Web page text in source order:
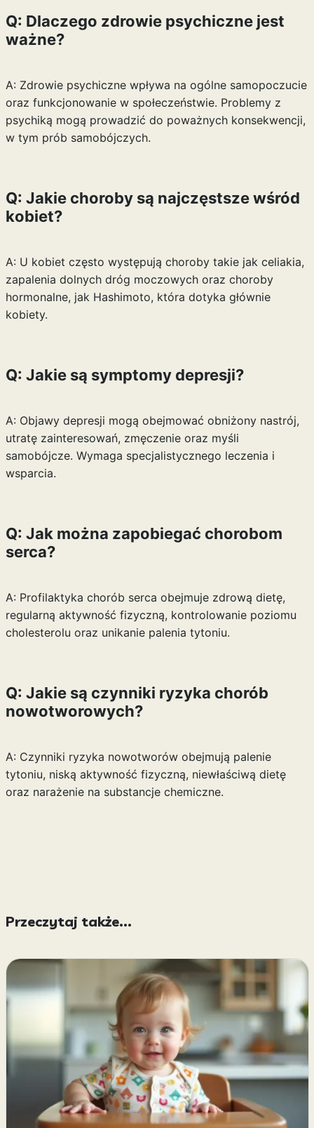
Q: Dlaczego zdrowie psychiczne jest
ważne?
A: Zdrowie psychiczne wpływa na ogólne samopoczucie
oraz funkcjonowanie w społeczeństwie. Problemy z
psychiką mogą prowadzić do poważnych konsekwencji,
w tym prób samobójczych.
Q: Jakie choroby są najczęstsze wśród
kobiet?
A: U kobiet często występują choroby takie jak celiakia,
zapalenia dolnych dróg moczowych oraz choroby
hormonalne, jak Hashimoto, która dotyka głównie
kobiety.
Q: Jakie są symptomy depresji?
A: Objawy depresji mogą obejmować obniżony nastrój,
utratę zainteresowań, zmęczenie oraz myśli
samobójcze. Wymaga specjalistycznego leczenia i
wsparcia.
Q: Jak można zapobiegać chorobom
serca?
A: Profilaktyka chorób serca obejmuje zdrową dietę,
regularną aktywność fizyczną, kontrolowanie poziomu
cholesterolu oraz unikanie palenia tytoniu.
Q: Jakie są czynniki ryzyka chorób
nowotworowych?
A: Czynniki ryzyka nowotworów obejmują palenie
tytoniu, niską aktywność fizyczną, niewłaściwą dietę
oraz narażenie na substancje chemiczne.
Przeczytaj także...